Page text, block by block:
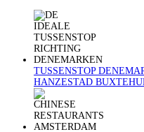
TUSSENSTOP
HANZESTAD